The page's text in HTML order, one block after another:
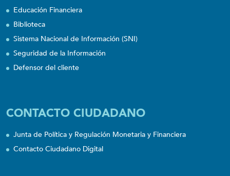
Educación Financiera
Biblioteca
Sistema Nacional de Información (SNI)
Seguridad de la Información
Defensor del cliente
CONTACTO CIUDADANO
Junta de Política y Regulación Monetaria y Financiera
Contacto Ciudadano Digital